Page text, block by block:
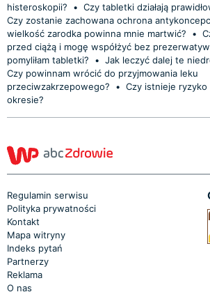
histeroskopii?
• Czy tabletki działają
Czy zostanie zachowana ochrona
wielkość zarodka powinna mnie martwić?
•
przed ciążą i mogę współżyć bez
pomyliłam tabletki?
• Jak leczyć dalej te
Czy powinnam wrócić do przyjmowania leku
przeciwzakrzepowego?
• Czy istnieje
okresie?
Regulamin serwisu
Polityka prywatności
Kontakt
Mapa witryny
Indeks pytań
Partnerzy
Reklama
O nas